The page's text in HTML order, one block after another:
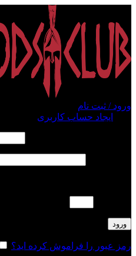
ورود / ثبت نام
ایجاد حساب کاربری
ورود
رمز عبور را فراموش کرده اید؟